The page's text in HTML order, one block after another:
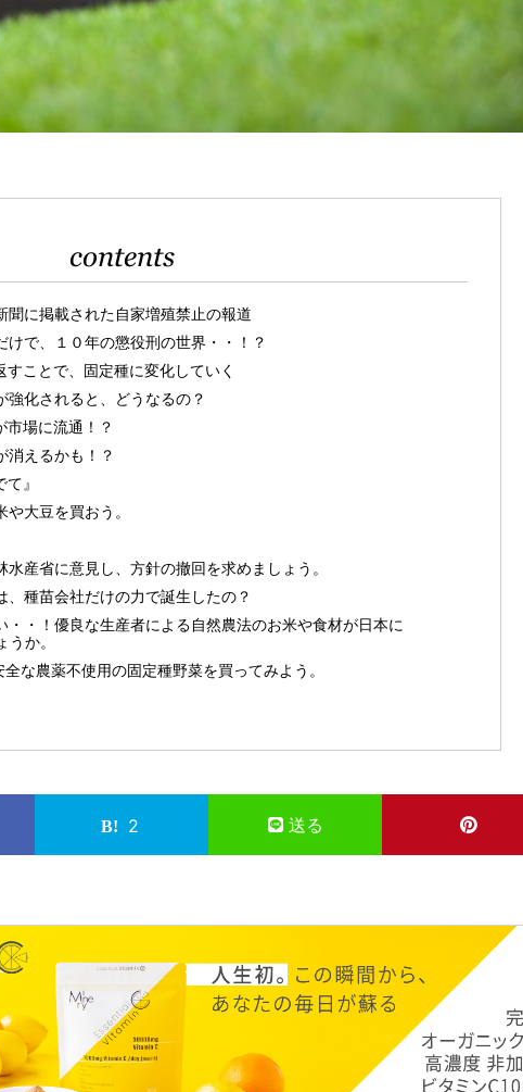
contents
に掲載された自家増殖禁止の報道
で、１０年の懲役刑の世界・・！？
すことで、固定種に変化していく
化されると、どうなるの？
市場に流通！？
えるかも！？
』
大豆を買おう。
産省に意見し、方針の撤回を求めましょう。
種苗会社だけの力で誕生したの？
・！優良な生産者による自然農法のお米や食材が日本に
か。
な農薬不使用の固定種野菜を買ってみよう。
2 送る